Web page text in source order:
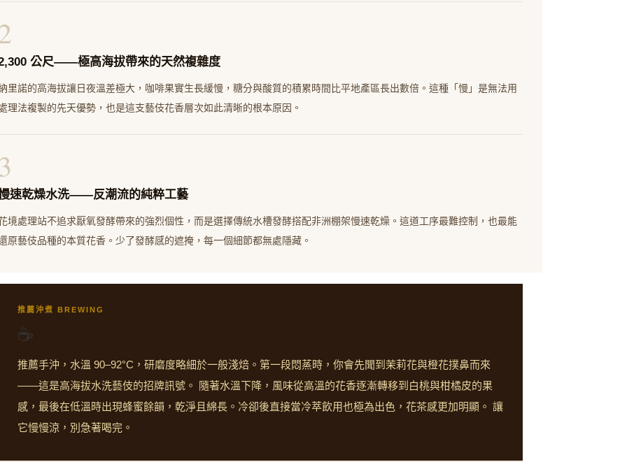
公尺——極高海拔帶來的天然複雜度
里諾的高海拔讓日夜溫差極大，咖啡果實生長緩慢，糖分與酸質的積累時間比平地產區長出數倍。這種「慢」是無法用
理法複製的先天優勢，也是這支藝伎花香層次如此清晰的根本原因。
速乾燥水洗——反潮流的純粹工藝
境處理站不追求厭氧發酵帶來的強烈個性，而是選擇傳統水槽發酵搭配非洲棚架慢速乾燥。這道工序最難控制，也最能
原藝伎品種的本質花香。少了發酵感的遮掩，每一個細節都無處隱藏。
推薦沖煮 BREWING
☕
推薦手沖，水溫 90–92°C，研磨度略細於一般淺焙。第一段悶蒸時，你會先聞到茉莉花與橙花撲鼻而來
——這是高海拔水洗藝伎的招牌訊號。 隨著水溫下降，風味從高溫的花香逐漸轉移到白桃與柑橘皮的果
感，最後在低溫時出現蜂蜜餘韻，乾淨且綿長。冷卻後直接當冷萃飲用也極為出色，花茶感更加明顯。 讓
它慢慢涼，別急著喝完。